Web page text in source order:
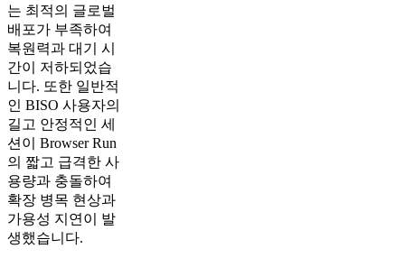
는 최적의 글로벌
배포가 부족하여
복원력과 대기 시
간이 저하되었습
니다. 또한 일반적
인 BISO 사용자의
길고 안정적인 세
션이 Browser Run
의 짧고 급격한 사
용량과 충돌하여
확장 병목 현상과
가용성 지연이 발
생했습니다.